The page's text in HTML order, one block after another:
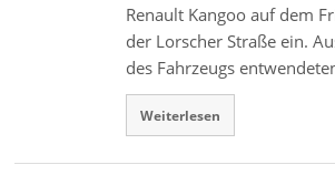
Renault Kangoo auf dem
der Lorscher Straße ein.
des Fahrzeugs
Weiterlesen